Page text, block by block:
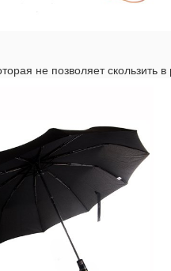
не позволяет скользить